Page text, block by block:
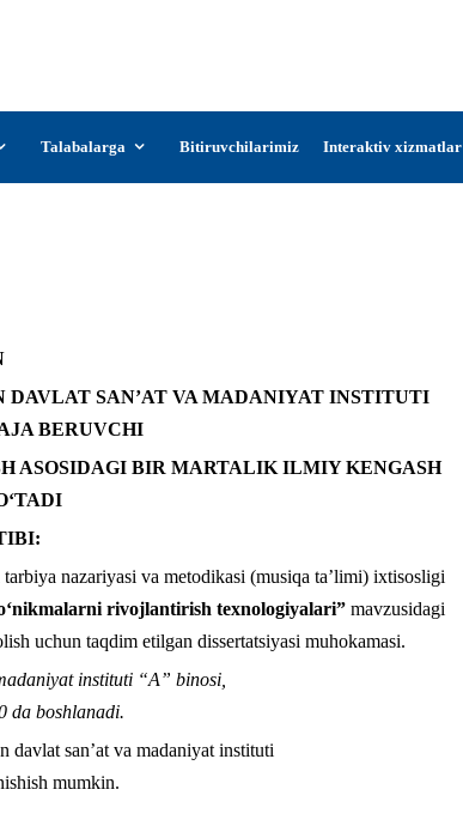
Talabalarga Bitiruvchilarimiz Interaktiv xizmatlar
DAVLAT SAN’AT VA MADANIYAT INSTITUTI
BERUVCHI
ASOSIDAGI BIR MARTALIK ILMIY KENGASH
nazariyasi va metodikasi (musiqa ta’limi) ixtisosligi
rivojlantirish texnologiyalari” mavzusidagi
uchun taqdim etilgan dissertatsiyasi muhokamasi.
instituti “A” binosi,
da boshlanadi.
davlat san’at va madaniyat instituti
mumkin.